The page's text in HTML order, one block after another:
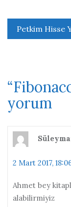
Yazı
Petkim Hisse
“
yorum
2 Mart 2017,
Ahmet bey
alabilirmiyiz